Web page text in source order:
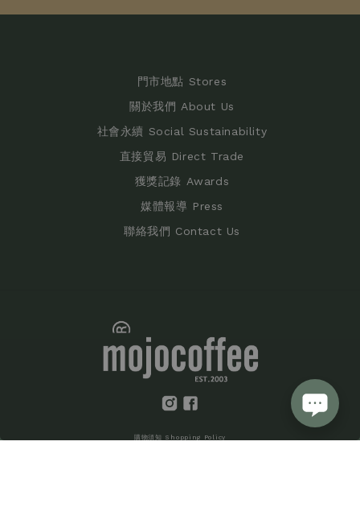
門市地點 Stores
關於我們 About Us
社會永續 Social Sustainability
直接貿易 Direct Trade
獲獎記錄 Awards
媒體報導 Press
聯絡我們 Contact Us
購物須知 Shopping Policy